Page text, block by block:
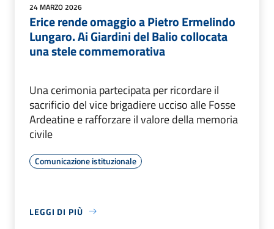
24 MARZO 2026
Erice rende omaggio a Pietro Ermelindo
Lungaro. Ai Giardini del Balio collocata
una stele commemorativa
Una cerimonia partecipata per ricordare il
sacrificio del vice brigadiere ucciso alle Fosse
Ardeatine e rafforzare il valore della memoria
civile
Comunicazione istituzionale
LEGGI DI PIÙ